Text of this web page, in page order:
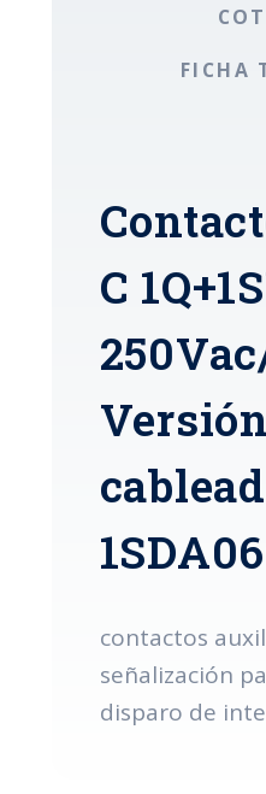
FICHA
C
Versión
contactos
señalización
disparo de